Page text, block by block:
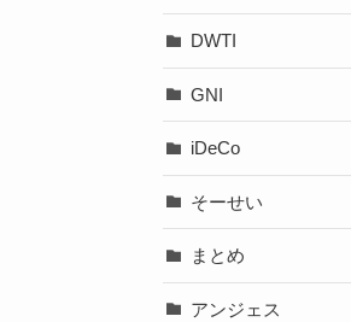
DWTI
GNI
iDeCo
そーせい
まとめ
アンジェス